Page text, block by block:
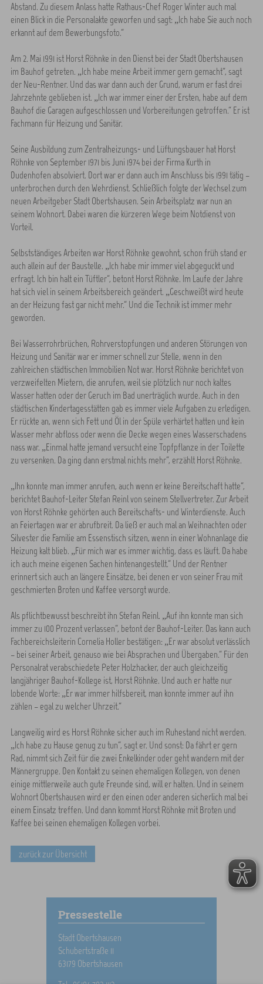
Abstand. Zu diesem Anlass hatte Rathaus-Chef Roger Winter auch mal
einen Blick in die Personalakte geworfen und sagt: „Ich habe Sie auch noch
erkannt auf dem Bewerbungsfoto.“
Am 2. Mai 1991 ist Horst Röhnke in den Dienst bei der Stadt Obertshausen
im Bauhof getreten. „Ich habe meine Arbeit immer gern gemacht“, sagt
der Neu-Rentner. Und das war dann auch der Grund, warum er fast drei
Jahrzehnte geblieben ist. „Ich war immer einer der Ersten, habe auf dem
Bauhof die Garagen aufgeschlossen und Vorbereitungen getroffen.“ Er ist
Fachmann für Heizung und Sanitär.
Seine Ausbildung zum Zentralheizungs- und Lüftungsbauer hat Horst
Röhnke von September 1971 bis Juni 1974 bei der Firma Kurth in
Dudenhofen absolviert. Dort war er dann auch im Anschluss bis 1991 tätig –
unterbrochen durch den Wehrdienst. Schließlich folgte der Wechsel zum
neuen Arbeitgeber Stadt Obertshausen. Sein Arbeitsplatz war nun an
seinem Wohnort. Dabei waren die kürzeren Wege beim Notdienst von
Vorteil.
Selbstständiges Arbeiten war Horst Röhnke gewohnt, schon früh stand er
auch allein auf der Baustelle. „Ich habe mir immer viel abgeguckt und
erfragt. Ich bin halt ein Tüftler“, betont Horst Röhnke. Im Laufe der Jahre
hat sich viel in seinem Arbeitsbereich geändert. „Geschweißt wird heute
an der Heizung fast gar nicht mehr.“ Und die Technik ist immer mehr
geworden.
Bei Wasserrohrbrüchen, Rohrverstopfungen und anderen Störungen von
Heizung und Sanitär war er immer schnell zur Stelle, wenn in den
zahlreichen städtischen Immobilien Not war. Horst Röhnke berichtet von
verzweifelten Mietern, die anrufen, weil sie plötzlich nur noch kaltes
Wasser hatten oder der Geruch im Bad unerträglich wurde. Auch in den
städtischen Kindertagesstätten gab es immer viele Aufgaben zu erledigen.
Er rückte an, wenn sich Fett und Öl in der Spüle verhärtet hatten und kein
Wasser mehr abfloss oder wenn die Decke wegen eines Wasserschadens
nass war. „Einmal hatte jemand versucht eine Topfpflanze in der Toilette
zu versenken. Da ging dann erstmal nichts mehr“, erzählt Horst Röhnke.
„Ihn konnte man immer anrufen, auch wenn er keine Bereitschaft hatte“,
berichtet Bauhof-Leiter Stefan Reinl von seinem Stellvertreter. Zur Arbeit
von Horst Röhnke gehörten auch Bereitschafts- und Winterdienste. Auch
an Feiertagen war er abrufbreit. Da ließ er auch mal an Weihnachten oder
Silvester die Familie am Essenstisch sitzen, wenn in einer Wohnanlage die
Heizung kalt blieb. „Für mich war es immer wichtig, dass es läuft. Da habe
ich auch meine eigenen Sachen hintenangestellt.“ Und der Rentner
erinnert sich auch an längere Einsätze, bei denen er von seiner Frau mit
geschmierten Broten und Kaffee versorgt wurde.
Als pflichtbewusst beschreibt ihn Stefan Reinl. „Auf ihn konnte man sich
immer zu 100 Prozent verlassen“, betont der Bauhof-Leiter. Das kann auch
Fachbereichsleiterin Cornelia Holler bestätigen: „Er war absolut verlässlich
– bei seiner Arbeit, genauso wie bei Absprachen und Übergaben.“ Für den
Personalrat verabschiedete Peter Holzhacker, der auch gleichzeitig
langjähriger Bauhof-Kollege ist, Horst Röhnke. Und auch er hatte nur
lobende Worte: „Er war immer hilfsbereit, man konnte immer auf ihn
zählen – egal zu welcher Uhrzeit.“
Langweilig wird es Horst Röhnke sicher auch im Ruhestand nicht werden.
„Ich habe zu Hause genug zu tun“, sagt er. Und sonst: Da fährt er gern
Rad, nimmt sich Zeit für die zwei Enkelkinder oder geht wandern mit der
Männergruppe. Den Kontakt zu seinen ehemaligen Kollegen, von denen
einige mittlerweile auch gute Freunde sind, will er halten. Und in seinem
Wohnort Obertshausen wird er den einen oder anderen sicherlich mal bei
einem Einsatz treffen. Und dann kommt Horst Röhnke mit Broten und
Kaffee bei seinen ehemaligen Kollegen vorbei.
zurück zur Übersicht
Pressestelle
Stadt Obertshausen
Schubertstraße 11
63179 Obertshausen